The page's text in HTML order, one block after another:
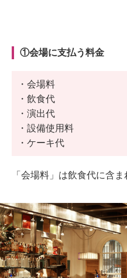
①会場に支払う料金
・会場料
・飲食代
・演出代
・設備使用料
・ケーキ代
「会場料」は飲食代に含